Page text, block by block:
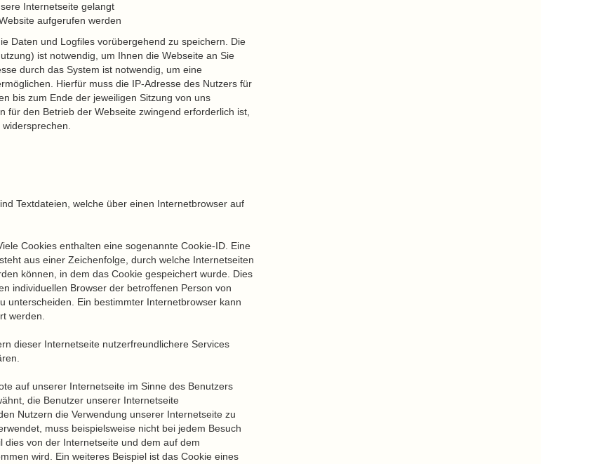
Internetseite gelangt
aufgerufen werden
Daten und Logfiles vorübergehend zu speichern. Die
ist notwendig, um Ihnen die Webseite an Sie
durch das System ist notwendig, um eine
Hierfür muss die IP-Adresse des Nutzers für
bis zum Ende der jeweiligen Sitzung von uns
den Betrieb der Webseite zwingend erforderlich ist,
Textdateien, welche über einen Internetbrowser auf
Cookies enthalten eine sogenannte Cookie-ID. Eine
aus einer Zeichenfolge, durch welche Internetseiten
können, in dem das Cookie gespeichert wurde. Dies
individuellen Browser der betroffenen Person von
unterscheiden. Ein bestimmter Internetbrowser kann
werden.
dieser Internetseite nutzerfreundlichere Services
auf unserer Internetseite im Sinne des Benutzers
die Benutzer unserer Internetseite
Nutzern die Verwendung unserer Internetseite zu
muss beispielsweise nicht bei jedem Besuch
von der Internetseite und dem auf dem
wird. Ein weiteres Beispiel ist das Cookie eines